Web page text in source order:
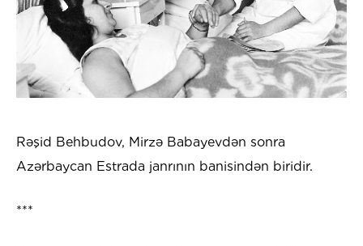
Rəşid Behbudov, Mirzə Babayevdən sonra
Azərbaycan Estrada janrının banisindən biridir.
***